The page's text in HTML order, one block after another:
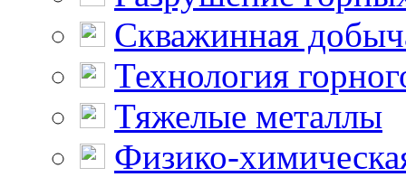
Скважинная
Технология
Тяжелые металлы
Физико-